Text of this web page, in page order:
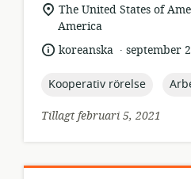
relevant
plats:
The United States of
America
språk:koreanska . september
topic:
Kooperativ rörelse
Tillagt februari 5, 2021